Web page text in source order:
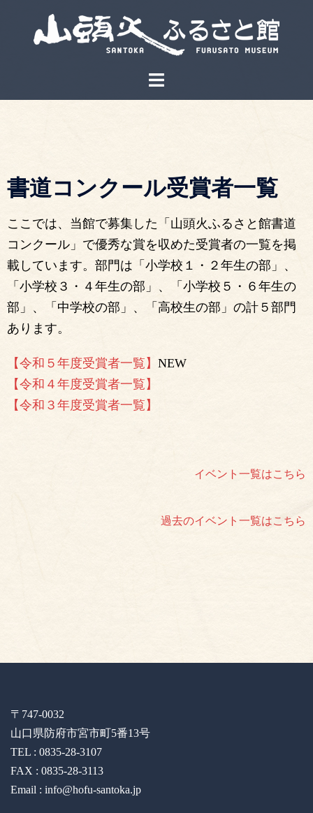
書道コンクール受賞者一覧
ここでは、当館で募集した「山頭火ふるさと館書道
コンクール」で優秀な賞を収めた受賞者の一覧を掲
載しています。部門は「小学校１・２年生の部」、
「小学校３・４年生の部」、「小学校５・６年生の
部」、「中学校の部」、「高校生の部」の計５部門
あります。
【令和５年度受賞者一覧】 NEW
【令和４年度受賞者一覧】
【令和３年度受賞者一覧】
イベント一覧はこちら
過去のイベント一覧はこちら
〒747-0032
山口県防府市宮市町5番13号
TEL : 0835-28-3107
FAX : 0835-28-3113
Email : info@hofu-santoka.jp